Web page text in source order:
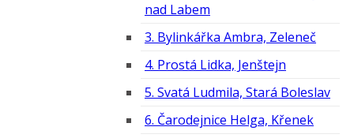
nad Labem
3. Bylinkářka Ambra, Zeleneč
4. Prostá Lidka, Jenštejn
5. Svatá Ludmila, Stará Boleslav
6. Čarodejnice Helga, Křenek